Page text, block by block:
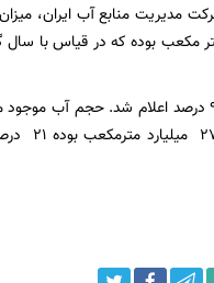
مدیریت منابع آب ایران،‌
ثبت